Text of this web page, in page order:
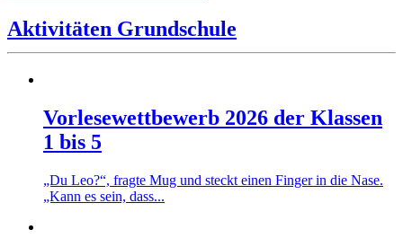
Aktivitäten Grundschule
Vorlesewettbewerb 2026 der Klassen
1 bis 5
„Du Leo?“, fragte Mug und steckt einen Finger in die Nase.
„Kann es sein, dass...